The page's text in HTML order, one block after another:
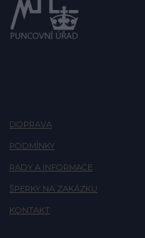
DOPRAVA
PODMÍNKY
RADY A INFORMACE
ŠPERKY NA ZAKÁZKU
KONTAKT